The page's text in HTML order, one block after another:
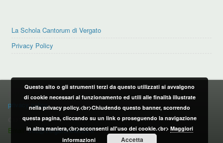
La Schola Cantorum di Vergato
Privacy Policy
PRIVACY POLICY
privacy policy
CONTATTI:
Email:info@vergatonews24.it
Questo sito o gli strumenti terzi da questo utilizzati si avvalgono
di cookie necessari al funzionamento ed utili alle finalità illustrate
nella privacy policy.<br>Chiudendo questo banner, scorrendo
questa pagina, cliccando su un link o proseguendo la navigazione
in altra maniera,<br>acconsenti all'uso dei cookie.<br> Maggiori
informazioni
Accetta